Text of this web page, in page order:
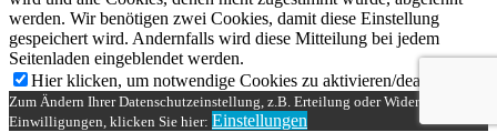
werden. Wir benötigen zwei Cookies, damit diese Einstellung
gespeichert wird. Andernfalls wird diese Mitteilung bei jedem
Seitenladen eingeblendet werden.
Hier klicken, um notwendige Cookies zu aktivieren/deaktivieren.
Zum Ändern Ihrer Datenschutzeinstellung, z.B. Erteilung oder Widerruf von
Einwilligungen, klicken Sie hier: Einstellungen